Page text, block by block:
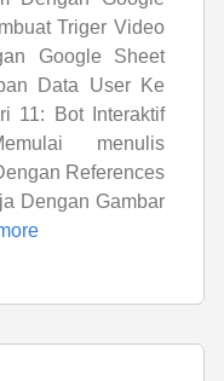
Triger Video
Google Sheet
Data User Ke
11: Bot Interaktif
menulis
References
Dengan Gambar